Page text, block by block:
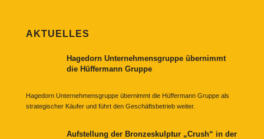
AKTUELLES
Hagedorn Unternehmensgruppe übernimmt
die Hüffermann Gruppe
Hagedorn Unternehmensgruppe übernimmt die Hüffermann Gruppe als
strategischer Käufer und führt den Geschäftsbetrieb weiter.
Aufstellung der Bronzeskulptur „Crush“ in der